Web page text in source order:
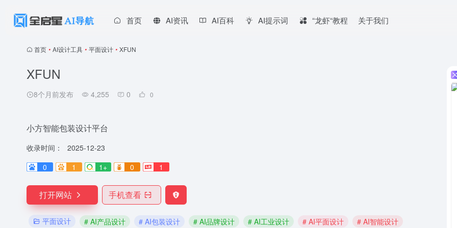
首页 AI资讯 AI百科 AI提示词 “龙虾“教程 关于我们
首页 • AI设计工具 • 平面设计 • XFUN
XFUN
8个月前发布 4,255 0 0
小方智能包装设计平台
收录时间：
2025-12-23
0
1 1+ 0 1
打开网站 手机查看
平面设计 # AI产品设计 # AI包装设计 # AI品牌设计 # AI工业设计 # AI平面设计 # AI智能设计